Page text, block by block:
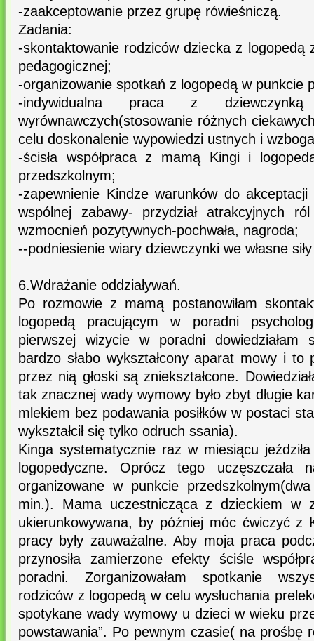
-zaakceptowanie przez grupę rówieśniczą.
Zadania:
-skontaktowanie rodziców dziecka z logopedą
pedagogicznej;
-organizowanie spotkań z logopedą w punkcie
-indywidualna praca z
wyrównawczych(stosowanie różnych
celu doskonalenie wypowiedzi ustnych i
-ścisła współpraca z mamą Kingi i
przedszkolnym;
-zapewnienie Kindze warunków do
wspólnej zabawy- przydział atrakcyjnych
wzmocnień pozytywnych-pochwała, nagroda;
--podniesienie wiary dziewczynki we własne
6.Wdrażanie oddziaływań.
Po rozmowie z mamą postanowiłam
logopedą pracującym w poradni
pierwszej wizycie w poradni
bardzo słabo wykształcony aparat mowy i to
przez nią głoski są zniekształcone.
tak znacznej wady wymowy było zbyt długie
mlekiem bez podawania posiłków w postaci
wykształcił się tylko odruch ssania).
Kinga systematycznie raz w miesiącu
logopedyczne. Oprócz tego uczęszczała
organizowane w punkcie
min.). Mama uczestnicząca z dzieckiem w
ukierunkowywana, by później móc ćwiczyć z
pracy były zauważalne. Aby moja praca
przynosiła zamierzone efekty ściśle
poradni. Zorganizowałam spotkanie
rodziców z logopedą w celu wysłuchania
spotykane wady wymowy u dzieci w wieku
powstawania”. Po pewnym czasie( na prośbę